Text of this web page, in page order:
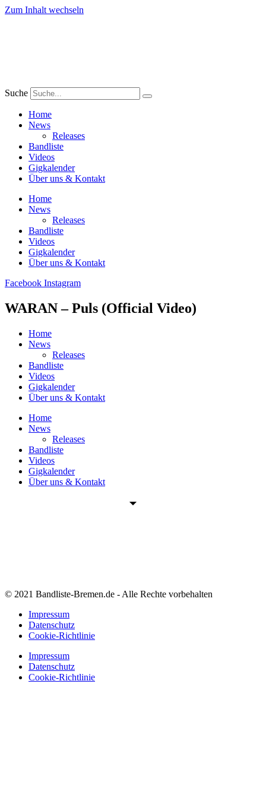
Zum Inhalt wechseln
Suche
Home
News
Releases
Bandliste
Videos
Gigkalender
Über uns & Kontakt
Home
News
Releases
Bandliste
Videos
Gigkalender
Über uns & Kontakt
Facebook Instagram
WARAN – Puls (Official Video)
Home
News
Releases
Bandliste
Videos
Gigkalender
Über uns & Kontakt
Home
News
Releases
Bandliste
Videos
Gigkalender
Über uns & Kontakt
© 2021 Bandliste-Bremen.de - Alle Rechte vorbehalten
Impressum
Datenschutz
Cookie-Richtlinie
Impressum
Datenschutz
Cookie-Richtlinie